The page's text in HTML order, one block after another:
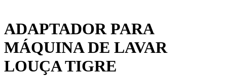
ADAPTADOR PARA
MÁQUINA DE LAVAR
LOUÇA TIGRE